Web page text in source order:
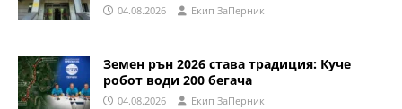
04.08.2026 Eкип ЗаПерник
Земен рън 2026 става традиция: Куче
робот води 200 бегача
04.08.2026 Eкип ЗаПерник